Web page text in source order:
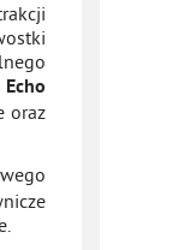
oraz